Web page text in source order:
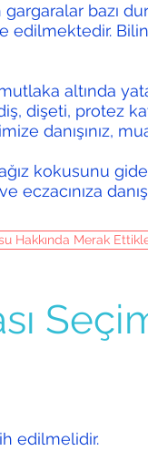
bazı
edilmektedir.
altında
dişeti, protez
danışınız,
kokusunu
eczacınıza
Hakkında Merak
edilmelidir.